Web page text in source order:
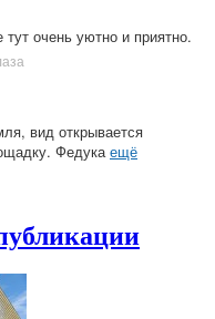
очень уютно и приятно.
вид открывается
Федукаещё